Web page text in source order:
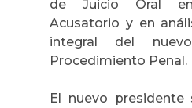
de Juicio Oral
Acusatorio y en
integral del
Procedimiento Penal.
El nuevo presidente